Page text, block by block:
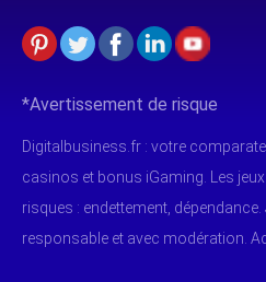
*Avertissement de risque
Digitalbusiness.fr : votre
casinos et bonus iGaming. Les
risques : endettement,
responsable et avec modération.